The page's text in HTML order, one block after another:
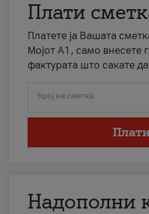
Плати
Платете ја Вашата
Мојот А1, само внесете
фактурата што сакате да
Број на сметка
Надополни